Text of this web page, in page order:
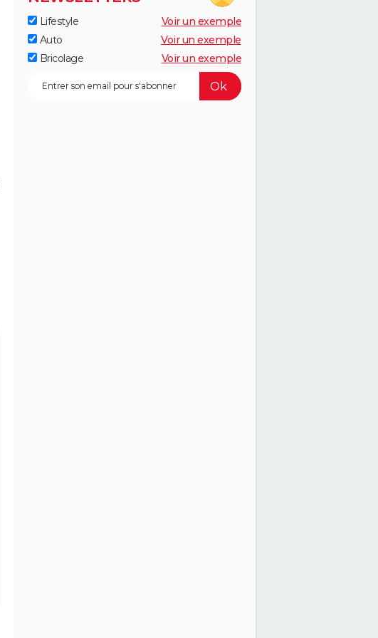
Lifestyle
Voir un exemple
Auto
Voir un exemple
Bricolage
Voir un exemple